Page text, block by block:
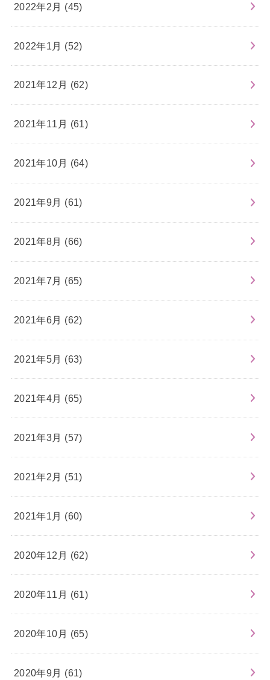
2022年2月 (45)
2022年1月 (52)
2021年12月 (62)
2021年11月 (61)
2021年10月 (64)
2021年9月 (61)
2021年8月 (66)
2021年7月 (65)
2021年6月 (62)
2021年5月 (63)
2021年4月 (65)
2021年3月 (57)
2021年2月 (51)
2021年1月 (60)
2020年12月 (62)
2020年11月 (61)
2020年10月 (65)
2020年9月 (61)